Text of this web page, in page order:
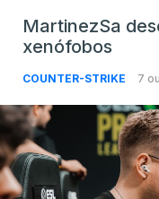
MartinezSa
xenófobos
COUNTER-STRIKE 7